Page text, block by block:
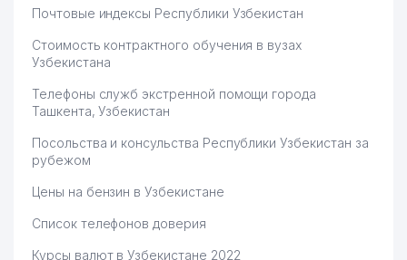
Почтовые индексы Республики Узбекистан
Стоимость контрактного обучения в вузах
Узбекистана
Телефоны служб экстренной помощи города
Ташкента, Узбекистан
Посольства и консульства Республики Узбекистан за
рубежом
Цены на бензин в Узбекистане
Список телефонов доверия
Курсы валют в Узбекистане 2022